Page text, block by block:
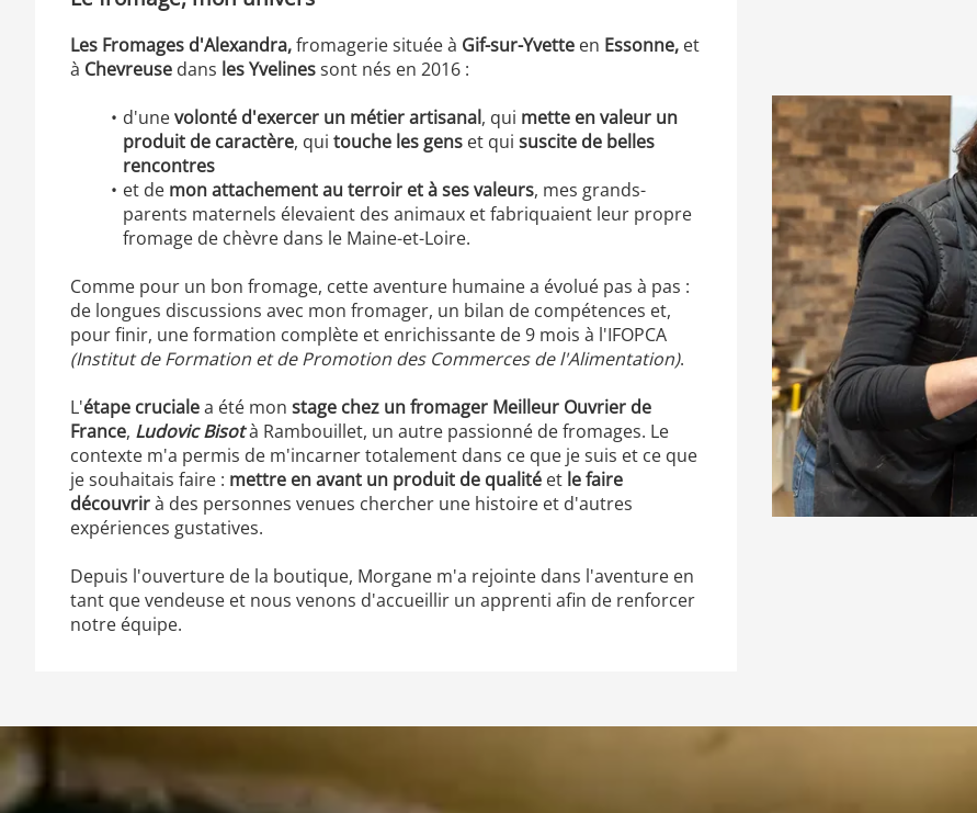
Les Fromages d'Alexandra,fromagerie située à Gif-sur-Yvette en Essonne, et
à Chevreuse dans les Yvelinessont nés en 2016 :
d'unevolonté d'exercer un métier artisanal, qui mette en valeur un
produit de caractère, qui touche les gens et qui suscite de belles
rencontres
et de mon attachement au terroir et à ses valeurs, mes grands-
parents maternels élevaient des animaux et fabriquaient leur propre
fromage de chèvre dans le Maine-et-Loire.
Comme pour un bon fromage, cette aventure humaine a évolué pas à pas :
de longues discussions avec mon fromager, un bilan de compétences et,
pour finir, une formation complète et enrichissante de 9 mois à l'IFOPCA
(Institut de Formation et de Promotion des Commerces de l'Alimentation).
L'étape crucialea été mon stage chez un fromager Meilleur Ouvrier de
France, Ludovic Bisotà Rambouillet, un autre passionné de fromages. Le
contexte m'a permis de m'incarner totalement dans ce que je suis et ce que
je souhaitais faire : mettre en avant un produit de qualité et le faire
découvrirà des personnes venues chercher une histoire et d'autres
expériences gustatives.
Depuis l'ouverture de la boutique, Morgane m'a rejointe dans l'aventure en
tant que vendeuse et nous venons d'accueillir un apprenti afin de renforcer
notre équipe.